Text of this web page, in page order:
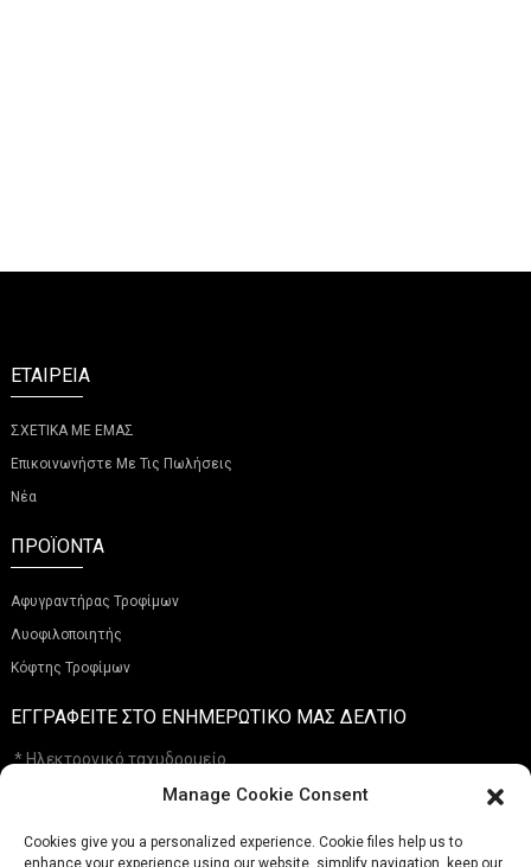
ΕΤΑΙΡΕΊΑ
ΣΧΕΤΙΚΑ ΜΕ ΕΜΑΣ
Επικοινωνήστε Με Τις Πωλήσεις
Νέα
ΠΡΟΪΌΝΤΑ
Αφυγραντήρας Τροφίμων
Λυοφιλοποιητής
Κόφτης Τροφίμων
ΕΓΓΡΑΦΕΊΤΕ ΣΤΟ ΕΝΗΜΕΡΩΤΙΚΌ ΜΑΣ ΔΕΛΤΊΟ
Υποτάσσομαι
Manage Cookie Consent
Cookies give you a personalized experience. Cookie files help us to
enhance your experience using our website, simplify navigation, keep our